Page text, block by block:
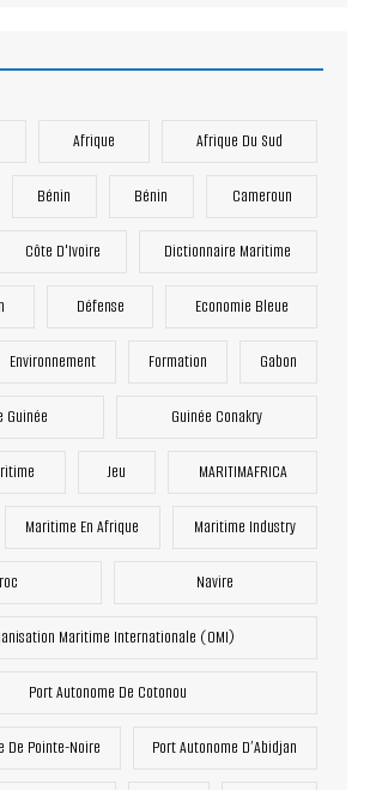
Afrique Afrique Du Sud
Bénin Bénin Cameroun
Côte D'Ivoire Dictionnaire Maritime
Défense Economie Bleue
Environnement Formation Gabon
Guinée Guinée Conakry
Jeu MARITIMAFRICA
Maritime En Afrique Maritime Industry
Navire
Maritime Internationale (OMI)
Port Autonome De Cotonou
De Pointe-Noire Port Autonome D’Abidjan